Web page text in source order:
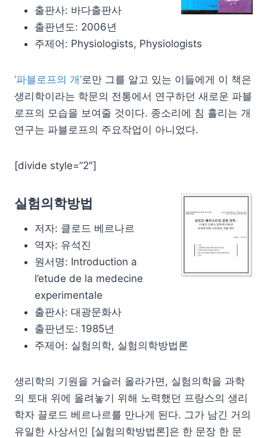
출판사: 바다출판사
출판년도: 2006년
주제어: Physiologists, Physiologists
‘파블로프의 개’로만 그를 알고 있는 이들에게 이 책은
생리학이라는 학문의 전통에서 연구하던 새로운 파블
로프의 모습을 보여줄 것이다. 종소리에 침 흘리는 개
연구는 파블로프의 주요작업이 아니었다.
[divide style=”2″]
실험의학방법
저자: 클로드 베르나르
역자: 유석진
원서명: Introduction a
l’etude de la medecine
experimentale
출판사: 대광문화사
출판년도: 1985년
주제어: 실험의학, 실험의학방법론
생리학의 기원을 거슬러 올라가면, 실험의학을 과학
의 토대 위에 올려놓기 위해 노력했던 프랑스의 생리
학자 끌로드 베르나르를 만나게 된다. 그가 남긴 거의
유일한 사상서인 [실험의학방법론]은 한 문장 한 문